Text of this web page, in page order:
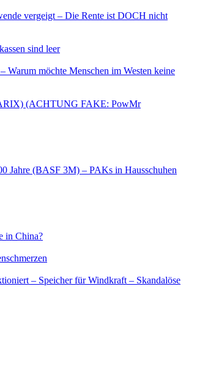
vergeigt – Die Rente ist DOCH nicht
sind leer
Warum möchte Menschen im Westen keine
(ACHTUNG FAKE: PowMr
Jahre (BASF 3M) – PAKs in Hausschuhen
in China?
– Speicher für Windkraft – Skandalöse